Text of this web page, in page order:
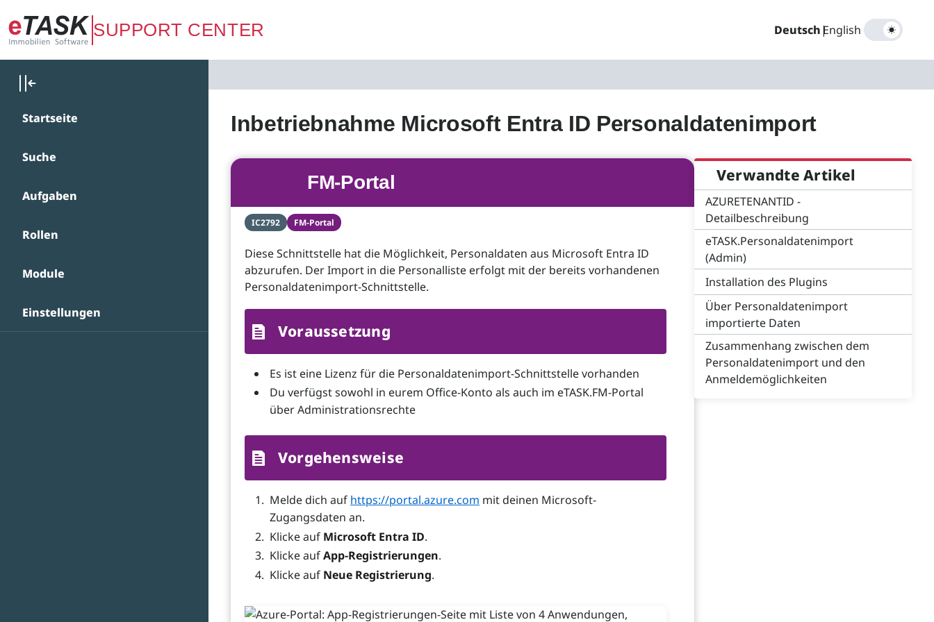
Zum Hauptinhalt springen
SUPPORT CENTER Deutsch|
English
Startseite
Suche
Aufgaben
Rollen
Module
Einstellungen
Inbetriebnahme Microsoft Entra ID Personaldatenimport
FM-Portal
IC2792 FM-Portal
Diese Schnittstelle hat die Möglichkeit, Personaldaten aus Microsoft Entra ID
abzurufen. Der Import in die Personalliste erfolgt mit der bereits vorhandenen
Personaldatenimport-Schnittstelle.
Voraussetzung
Es ist eine Lizenz für die Personaldatenimport-Schnittstelle vorhanden
Du verfügst sowohl in eurem Office-Konto als auch im eTASK.FM-Portal
über Administrationsrechte
Vorgehensweise
Melde dich auf https://portal.azure.com mit deinen Microsoft-
Zugangsdaten an.
Klicke auf Microsoft Entra ID.
Klicke aufApp-Registrierungen.
Klicke auf Neue Registrierung.
Verwandte Artikel
AZURETENANTID -
Detailbeschreibung
eTASK.Personaldatenimport
(Admin)
Installation des Plugins
Über Personaldatenimport
importierte Daten
Zusammenhang zwischen dem
Personaldatenimport und den
Anmeldemöglichkeiten